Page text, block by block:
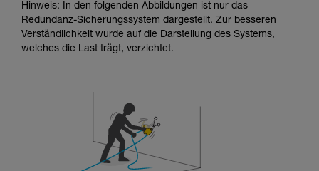
Hinweis: In den folgenden Abbildungen ist nur das
Redundanz-Sicherungssystem dargestellt. Zur besseren
Verständlichkeit wurde auf die Darstellung des Systems,
welches die Last trägt, verzichtet.